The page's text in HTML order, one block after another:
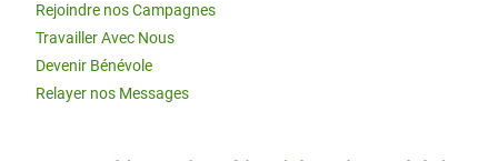
Rejoindre nos Campagnes
Travailler Avec Nous
Devenir Bénévole
Relayer nos Messages